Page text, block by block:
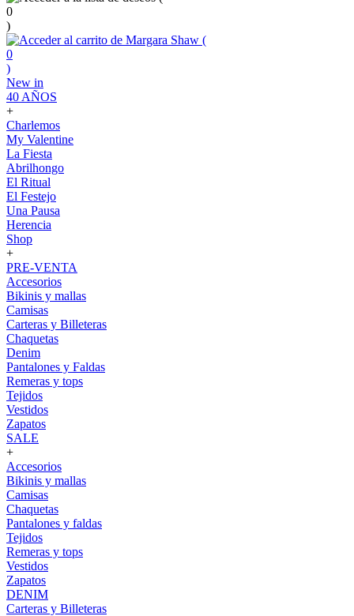
0
)
(
0
)
New in
40 AÑOS
+
Charlemos
My Valentine
La Fiesta
Abrilhongo
El Ritual
El Festejo
Una Pausa
Herencia
Shop
+
PRE-VENTA
Accesorios
Bikinis y mallas
Camisas
Carteras y Billeteras
Chaquetas
Denim
Pantalones y Faldas
Remeras y tops
Tejidos
Vestidos
Zapatos
SALE
+
Accesorios
Bikinis y mallas
Camisas
Chaquetas
Pantalones y faldas
Tejidos
Remeras y tops
Vestidos
Zapatos
DENIM
Carteras y Billeteras